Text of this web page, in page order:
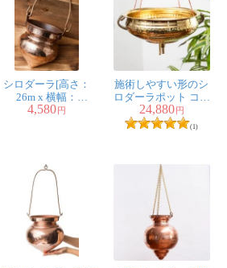
シロダーラ[高さ：
26m x 横幅：
10.5cm 容量：約
4,580 円
施術しやすい形のシ
ロダーラポット コッ
ク付き 1800cc
24,880 円
(1)